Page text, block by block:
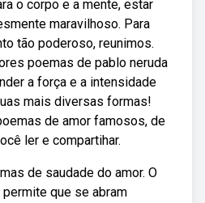
o corpo e a mente, estar
maravilhoso. Para
tão poderoso, reunimos.
poemas de pablo neruda
a força e a intensidade
mais diversas formas!
de amor famosos, de
ler e compartihar.
de saudade do amor. O
que se abram